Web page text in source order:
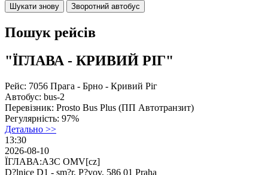
Шукати знову Зворотний автобус
Пошук рейсів
"ЇГЛАВА - КРИВИЙ РІГ"
Рейс: 7056 Прага - Брно - Кривий Ріг
Автобус: bus-2
Перевізник: Prosto Bus Plus (ПП Автотранзит)
Регулярність: 97%
Детально >>
13:30
2026-08-10
ЇГЛАВА:АЗС OMV[cz]
D?lnice D1 - sm?r, P?vov, 586 01 Praha